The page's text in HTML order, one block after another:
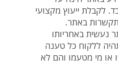
לקבלת ייעוץ מקצועי
באתר.
נעשית באחריותו
ללקוח כל טענה
או מי מטעמו והם לא